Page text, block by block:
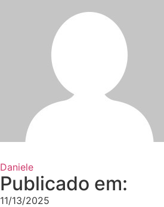
Daniele
Publicado em:
11/13/2025